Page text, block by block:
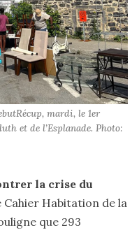
mardi, le 1er
et de l’Esplanade. Photo:
la crise du
Cahier Habitation de la
que 293